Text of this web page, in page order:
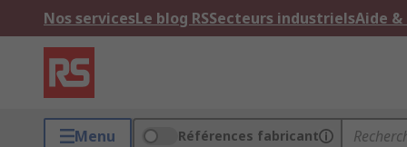
Nos servicesLe blog RSSecteurs industrielsAide
Menu Références fabricant